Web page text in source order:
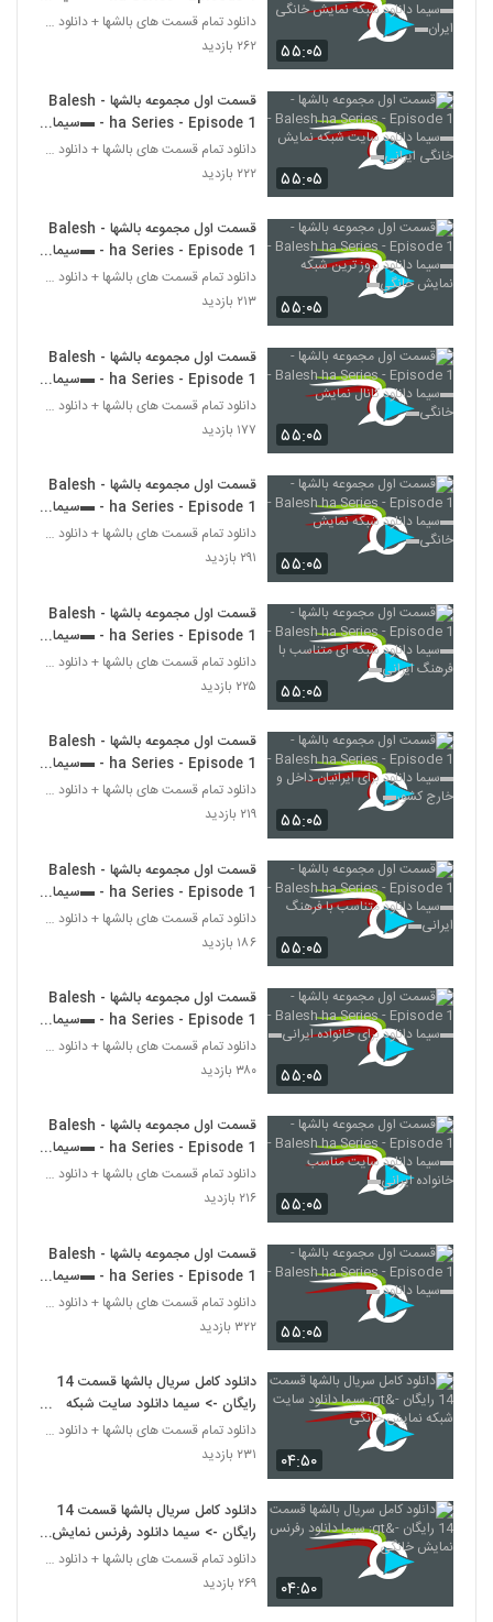
۵۵:۰۵
دانلود شبکه نمایش خانگی ایران▬ دانلود تمام قسمت های بالشها + دانلود قسمت 14 چهارد
۲۶۲ بازدید
۵۵:۰۵
قسمت اول مجموعه بالشها - Balesh
ha Series - Episode 1 - ▬سیما
دانلود سایت شبکه نمایش خانگی
ایرانی▬
دانلود تمام قسمت های بالشها + دانلود قسمت 14 چهارد
۲۲۲ بازدید
۵۵:۰۵
قسمت اول مجموعه بالشها - Balesh
ha Series - Episode 1 - ▬سیما
دانلود بروز ترین شبکه نمایش خانگی▬دانلود تمام قسمت های بالشها + دانلود قسمت 14 چهارد
۲۱۳ بازدید
۵۵:۰۵
قسمت اول مجموعه بالشها - Balesh
ha Series - Episode 1 - ▬سیما
دانلود کانال نمایش خانگی▬
دانلود تمام قسمت های بالشها + دانلود قسمت 14 چهارد
۱۷۷ بازدید
۵۵:۰۵
قسمت اول مجموعه بالشها - Balesh
ha Series - Episode 1 - ▬سیما
دانلود شبکه نمایش خانگی▬
دانلود تمام قسمت های بالشها + دانلود قسمت 14 چهارد
۲۹۱ بازدید
۵۵:۰۵
قسمت اول مجموعه بالشها - Balesh
ha Series - Episode 1 - ▬سیما
دانلود شبکه ای متناسب با فرهنگ
ایرانی▬
دانلود تمام قسمت های بالشها + دانلود قسمت 14 چهارد
۲۲۵ بازدید
۵۵:۰۵
قسمت اول مجموعه بالشها - Balesh
ha Series - Episode 1 - ▬سیما
دانلود برای ایرانیان داخل و خارج
کشور▬
دانلود تمام قسمت های بالشها + دانلود قسمت 14 چهارد
۲۱۹ بازدید
۵۵:۰۵
قسمت اول مجموعه بالشها - Balesh
ha Series - Episode 1 - ▬سیما
دانلود متناسب با فرهنگ ایرانی▬
دانلود تمام قسمت های بالشها + دانلود قسمت 14 چهارد
۱۸۶ بازدید
۵۵:۰۵
قسمت اول مجموعه بالشها - Balesh
ha Series - Episode 1 - ▬سیما
دانلود برای خانواده ایرانی▬
دانلود تمام قسمت های بالشها + دانلود قسمت 14 چهارد
۳۸۰ بازدید
۵۵:۰۵
قسمت اول مجموعه بالشها - Balesh
ha Series - Episode 1 - ▬سیما
دانلود سایت مناسب خانواده ایرانی▬ دانلود تمام قسمت های بالشها + دانلود قسمت 14 چهارد
۲۱۶ بازدید
۵۵:۰۵
قسمت اول مجموعه بالشها - Balesh
ha Series - Episode 1 - ▬سیما
دانلود ▬
دانلود تمام قسمت های بالشها + دانلود قسمت 14 چهارد
۳۲۲ بازدید
۰۴:۵۰
دانلود کامل سریال بالشها قسمت 14
رایگان -> سیما دانلود سایت شبکه
نمایش خانگی
دانلود تمام قسمت های بالشها + دانلود قسمت 14 چهارد
۲۳۱ بازدید
۰۴:۵۰
دانلود کامل سریال بالشها قسمت 14
رایگان -> سیما دانلود رفرنس نمایش
خانگی
دانلود تمام قسمت های بالشها + دانلود قسمت 14 چهارد
۲۶۹ بازدید